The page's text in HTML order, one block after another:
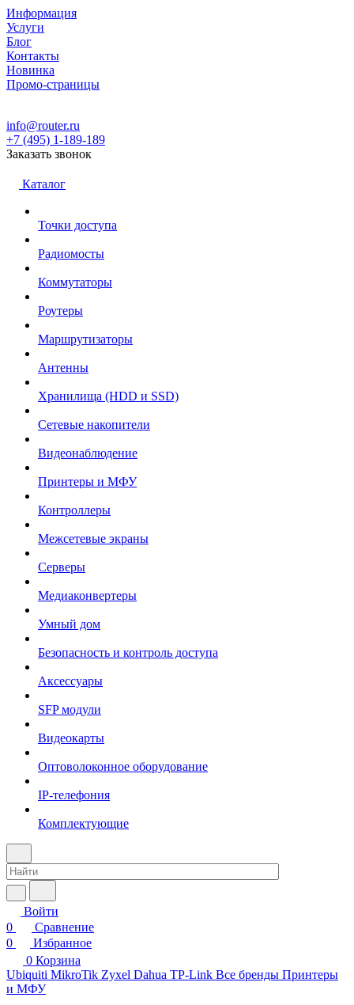
Информация
Услуги
Блог
Контакты
Новинка
Промо-страницы
info@router.ru
+7 (495) 1-189-189
Заказать звонок
Каталог
Точки доступа
Радиомосты
Коммутаторы
Роутеры
Маршрутизаторы
Антенны
Хранилища (HDD и SSD)
Сетевые накопители
Видеонаблюдение
Принтеры и МФУ
Контроллеры
Межсетевые экраны
Серверы
Медиаконвертеры
Умный дом
Безопасность и контроль доступа
Аксессуары
SFP модули
Видеокарты
Оптоволоконное оборудование
IP-телефония
Комплектующие
Войти
0
Сравнение
0
Избранное
0 Корзина
Ubiquiti MikroTik Zyxel Dahua TP-Link Все бренды Принтеры
и МФУ